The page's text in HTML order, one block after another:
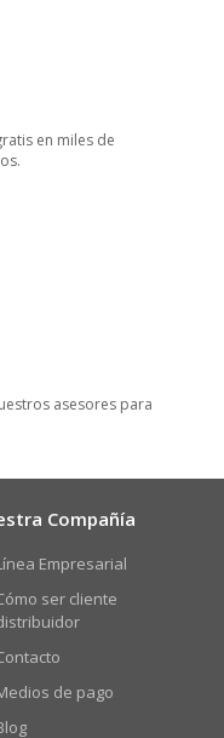
en miles de
asesores para
Compañía
Empresarial
ser cliente
de pago